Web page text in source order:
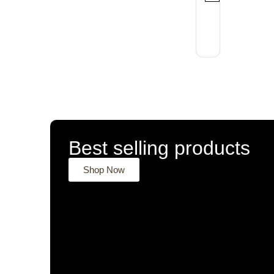
Best selling products
Shop Now